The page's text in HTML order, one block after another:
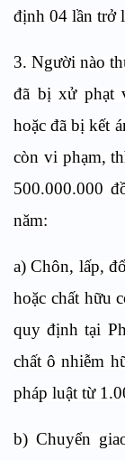
định 04 lần trở
3. Người nào
đã bị xử phạt
hoặc đã bị kết
còn vi phạm,
500.000.000
năm:
a) Chôn, lấp,
hoặc chất hữu
quy định tại
chất ô nhiễm
pháp luật từ
b) Chuyển